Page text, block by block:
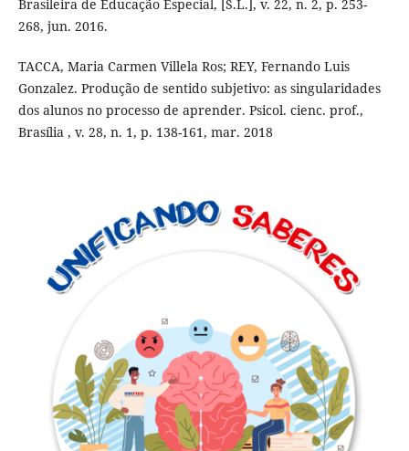
Brasileira de Educação Especial, [S.L.], v. 22, n. 2, p. 253-
268, jun. 2016.
TACCA, Maria Carmen Villela Ros; REY, Fernando Luis
Gonzalez. Produção de sentido subjetivo: as singularidades
dos alunos no processo de aprender. Psicol. cienc. prof.,
Brasília , v. 28, n. 1, p. 138-161, mar. 2018